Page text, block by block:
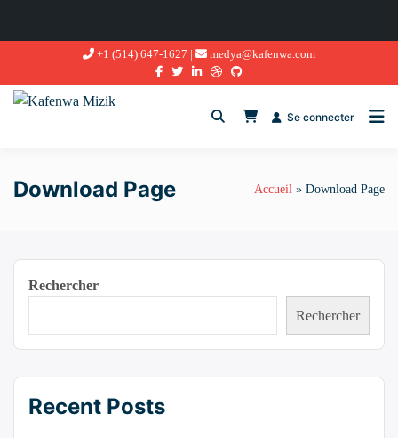
contenu
+1 (514) 647-1627 | medya@kafenwa.com
Se connecter
Download Page Accueil Download Page
Rechercher
Rechercher
Recent Posts